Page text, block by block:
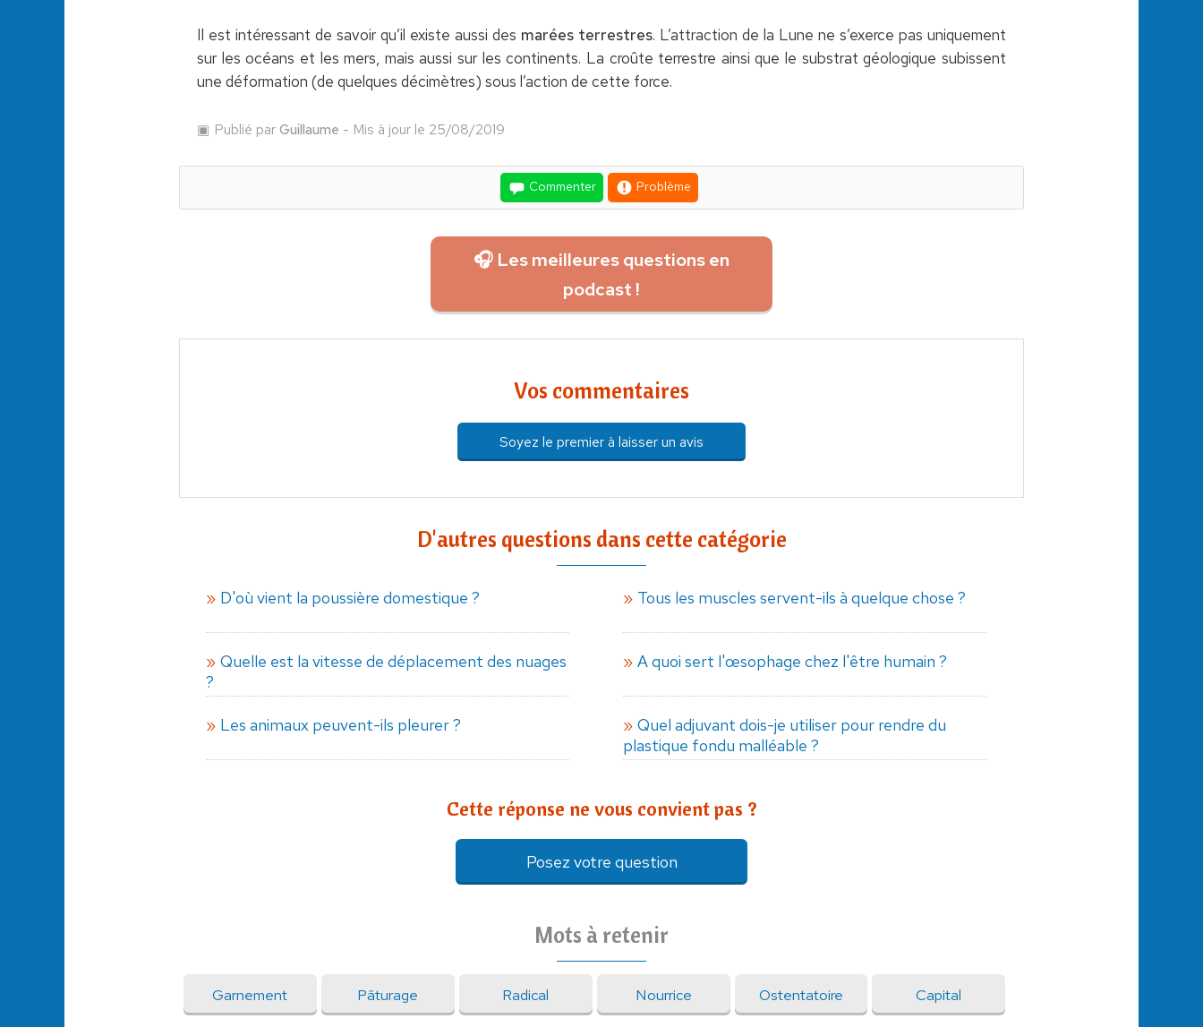
Il est intéressant de savoir qu’il existe aussi des marées terrestres. L’attraction de la Lune ne s’exerce pas uniquement
sur les océans et les mers, mais aussi sur les continents. La croûte terrestre ainsi que le substrat géologique subissent
une déformation (de quelques décimètres) sous l’action de cette force.
Publié parGuillaume - Mis à jour le 25/08/2019
Commenter Problème
🎧 Les meilleures questions en
podcast !
Vos commentaires
Soyez le premier à laisser un avis
D'autres questions dans cette catégorie
D'où vient la poussière domestique ? Tous les muscles servent-ils à quelque chose ?
Quelle est la vitesse de déplacement des nuages
?
A quoi sert l'œsophage chez l'être humain ?
Les animaux peuvent-ils pleurer ?
Quel adjuvant dois-je utiliser pour rendre du
plastique fondu malléable ?
Cette réponse ne vous convient pas ?
Posez votre question
Mots à retenir
Garnement Pâturage Radical Nourrice Ostentatoire Capital